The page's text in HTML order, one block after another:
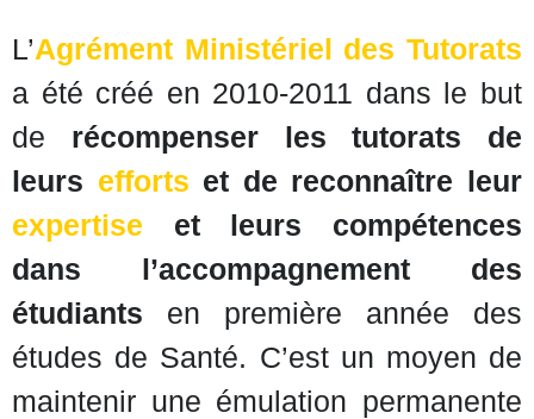
L’Agrément Ministériel des Tutorats
a été créé en 2010-2011 dans le but
de récompenser les tutorats de
leurs efforts et de reconnaître leur
expertise et leurs compétences
dans l’accompagnement des
étudiants en première année des
études de Santé. C’est un moyen de
maintenir une émulation permanente